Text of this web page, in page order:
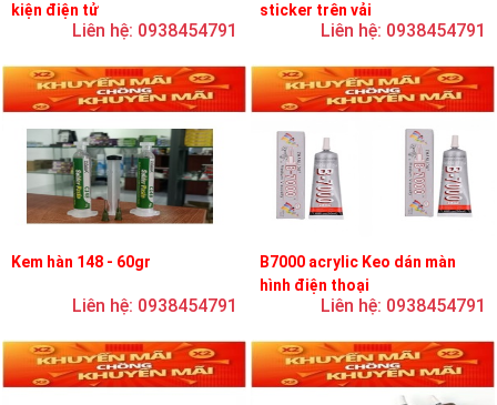
kiện điện tử
Liên hệ: 0938454791
sticker trên vải
Liên hệ: 0938454791
Kem hàn 148 - 60gr
Liên hệ: 0938454791
B7000 acrylic Keo dán màn
hình điện thoại
Liên hệ: 0938454791